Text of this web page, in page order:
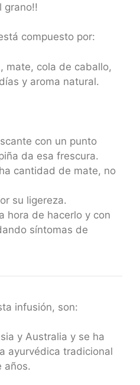
grano!!
compuesto por:
mate, cola de caballo,
y aroma natural.
con un punto
da esa frescura.
cantidad de mate, no
su ligereza.
hora de hacerlo y con
síntomas de
infusión, son:
y Australia y se ha
ayurvédica tradicional
años.